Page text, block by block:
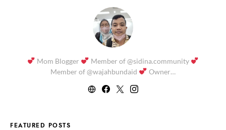
Mom Blogger
Member of @sidina.community
Member of @wajahbundaid
Owner…
FEATURED POSTS